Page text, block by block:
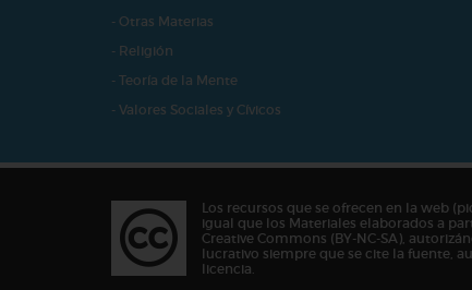
- Otras Materias
- Religión
- Teoría de la Mente
- Valores Sociales y Cívicos
Los recursos que se ofrecen en la web
igual que los Materiales elaborados a
Creative Commons (BY-NC-SA),
lucrativo siempre que se cite la fuente,
licencia.